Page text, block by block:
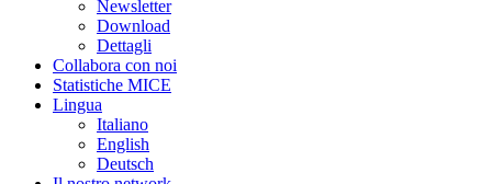
Newsletter
Download
Dettagli
Collabora con noi
Statistiche MICE
Lingua
Italiano
English
Deutsch